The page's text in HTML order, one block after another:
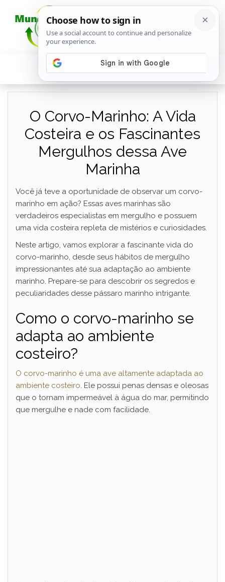
O Corvo-Marinho: A Vida
Costeira e os Fascinantes
Mergulhos dessa Ave
Marinha
Você já teve a oportunidade de observar um corvo-
marinho em ação? Essas aves marinhas são
verdadeiros especialistas em mergulho e possuem
uma vida costeira repleta de mistérios e curiosidades.
Neste artigo, vamos explorar a fascinante vida do
corvo-marinho, desde seus hábitos de mergulho
impressionantes até sua adaptação ao ambiente
marinho. Prepare-se para descobrir os segredos e
peculiaridades desse pássaro marinho intrigante.
Como o corvo-marinho se
adapta ao ambiente
costeiro?
O corvo-marinho é uma ave altamente adaptada ao
ambiente costeiro. Ele possui penas densas e oleosas
que o tornam impermeável à água do mar, permitindo
que mergulhe e nade com facilidade.